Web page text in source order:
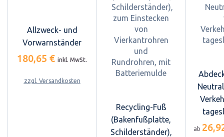
Allzweck- und
Vorwarnständer
180,65 € inkl. MwSt.
zzgl. Versandkosten
Recycling-Fuß
(Bakenfußplatte,
Schilderständer),
ab